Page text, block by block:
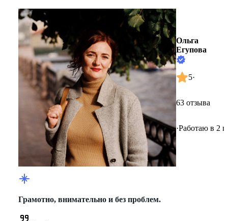
Ольга
Егупова
5·
63 отзыва
·Работаю в 2
Грамотно, внимательно и без проблем.